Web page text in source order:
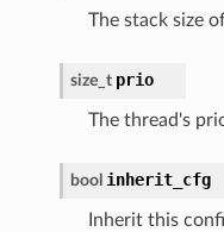
The stack size
size_t prio
The thread's
bool inherit_cfg
Inherit this